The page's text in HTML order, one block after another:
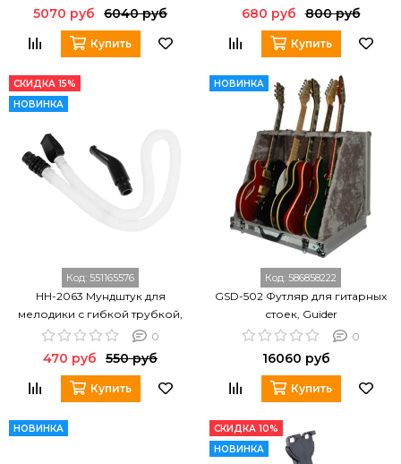
5070 руб 6040 руб
Купить
680 руб 800 руб
Купить
СКИДКА 15%
НОВИНКА
Код: 551165576
HH-2063 Мундштук для
мелодики с гибкой трубкой,
Cascha
0
470 руб 550 руб
Купить
НОВИНКА
Код: 586858222
GSD-502 Футляр для гитарных
стоек, Guider
0
16060 руб
Купить
НОВИНКА
СКИДКА 10%
НОВИНКА